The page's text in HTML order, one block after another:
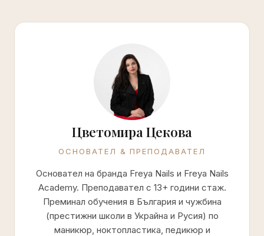
Цветомира Цекова
ОСНОВАТЕЛ & ПРЕПОДАВАТЕЛ
Основател на бранда Freya Nails и Freya Nails
Academy. Преподавател с 13+ години стаж.
Преминал обучения в България и чужбина
(престижни школи в Украйна и Русия) по
маникюр, ноктопластика, педикюр и